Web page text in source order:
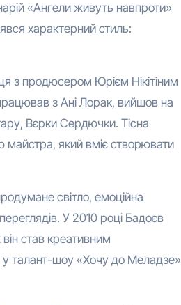
«Ангели живуть навпроти»
характерний стиль:
з продюсером Юрієм Нікітіним
з Ані Лорак, вийшов на
Вєрки Сердючки. Тісна
майстра, який вміє створювати
світло, емоційна
У 2010 році Бадоєв
став креативним
талант-шоу «Хочу до Меладзе»